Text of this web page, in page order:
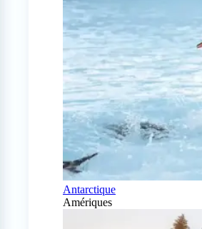
Antarctique
Amériques